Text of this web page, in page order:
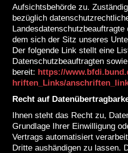
Aufsichtsbehörde zu.
bezüglich
dem sich der Sitz unseres
Der folgende Link stellt eine
Datenschutzbeauftragten
bereit: https://
hriften_Links/
Recht auf
Ihnen steht das Recht zu,
Grundlage Ihrer Einwilligung
Vertrags automatisiert
Dritte aushändigen zu lassen.